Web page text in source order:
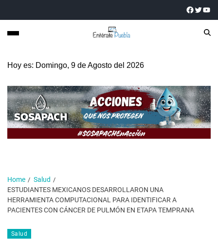
Hoy es: Domingo, 9 de Agosto del 2026
Home
Salud
ESTUDIANTES MEXICANOS DESARROLLARON UNA
HERRAMIENTA COMPUTACIONAL PARA IDENTIFICAR A
PACIENTES CON CÁNCER DE PULMÓN EN ETAPA TEMPRANA
Salud